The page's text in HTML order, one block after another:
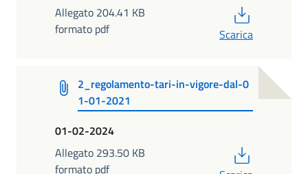
Allegato 204.41 KB
formato pdf
Scarica
2_regolamento-tari-in-vigore-dal-0
1-01-2021
01-02-2024
Allegato 293.50 KB
formato pdf